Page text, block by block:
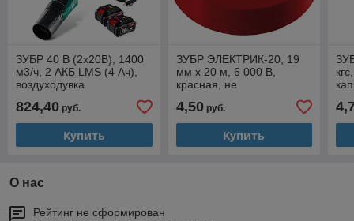
ЗУБР 40 В (2x20В), 1400
м3/ч, 2 АКБ LMS (4 Ач),
воздуходувка
(ВА-1400-42)
824,40 руб.
Купить
ЗУБР ЭЛЕКТРИК-20, 19
мм х 20 м, 6 000 В,
красная, не
поддерживает горение,
изолента ПВХ,
Профессионал (1234-3)
4,50руб.
Купить
О нас
Рейтинг не сформирован